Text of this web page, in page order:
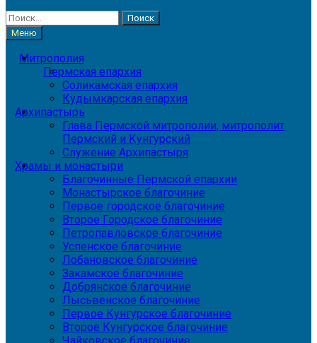
Найти:
Меню
Митрополия
Пермская епархия
Соликамская епархия
Кудымкарская епархия
Архипастырь
Глава Пермской митрополии, митрополит
Пермский и Кунгурский
Служение Архипастыря
Храмы и монастыри
Благочинные Пермской епархии
Монастырское благочиние
Первое городское благочиние
Второе Городское благочиние
Петропавловское благочиние
Успенское благочиние
Лобановское благочиние
Закамское благочиние
Добрянское благочиние
Лысьвенское благочиние
Первое Кунгурское благочиние
Второе Кунгурское благочиние